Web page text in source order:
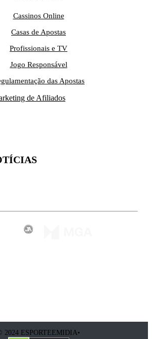
Cassinos Online
Casas de Apostas
Profissionais e TV
Jogo Responsável
das Apostas
de Afiliados
2024 ESPORTEEMIDIA•